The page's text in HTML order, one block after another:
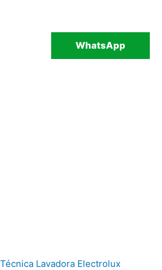
WhatsApp
Lavadora Electrolux